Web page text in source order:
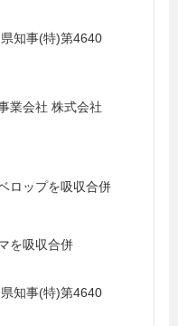
知事(特)第4640
業会社 株式会社
ロップを吸収合併
を吸収合併
知事(特)第4640